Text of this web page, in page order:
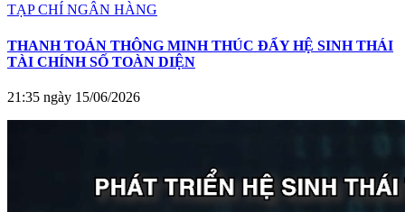
TẠP CHÍ NGÂN HÀNG
THANH TOÁN THÔNG MINH THÚC ĐẨY HỆ SINH THÁI
TÀI CHÍNH SỐ TOÀN DIỆN
21:35 ngày 15/06/2026